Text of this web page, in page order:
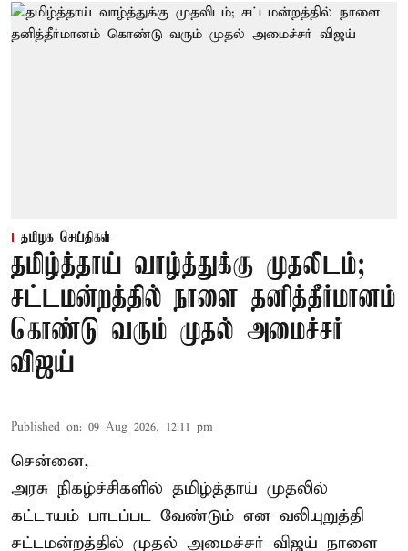
தமிழக செய்திகள்
தமிழ்த்தாய் வாழ்த்துக்கு முதலிடம்;
சட்டமன்றத்தில் நாளை தனித்தீர்மானம்
கொண்டு வரும் முதல் அமைச்சர்
விஜய்
Published on: 09 Aug 2026, 12:11 pm
சென்னை,
அரசு நிகழ்ச்சிகளில் தமிழ்த்தாய் முதலில்
கட்டாயம் பாடப்பட வேண்டும் என வலியுறுத்தி
சட்டமன்றத்தில் முதல் அமைச்சர் விஜய் நாளை